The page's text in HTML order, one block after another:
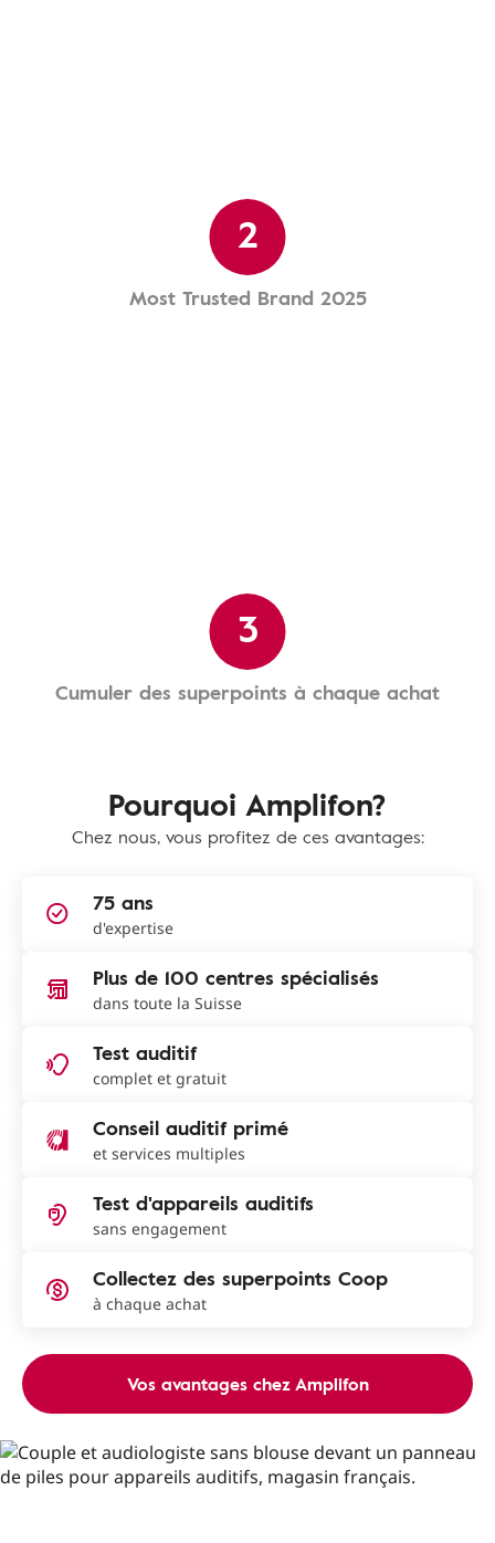
2
Most Trusted Brand 2025
3
Cumuler des superpoints à chaque achat
Pourquoi Amplifon?
Chez nous, vous profitez de ces avantages:
75 ans
d'expertise
Plus de 100 centres spécialisés
dans toute la Suisse
Test auditif
complet et gratuit
Conseil auditif primé
et services multiples
Test d'appareils auditifs
sans engagement
Collectez des superpoints Coop
à chaque achat
Vos avantages chez Amplifon